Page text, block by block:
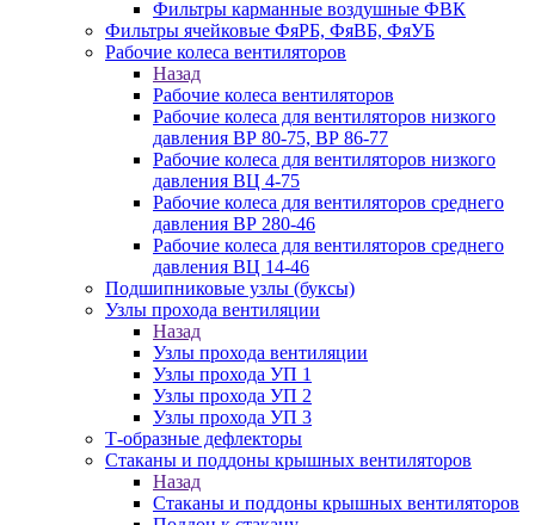
Фильтры карманные воздушные ФВК
Фильтры ячейковые ФяРБ, ФяВБ, ФяУБ
Рабочие колеса вентиляторов
Назад
Рабочие колеса вентиляторов
Рабочие колеса для вентиляторов низкого
давления ВР 80-75, ВР 86-77
Рабочие колеса для вентиляторов низкого
давления ВЦ 4-75
Рабочие колеса для вентиляторов среднего
давления ВР 280-46
Рабочие колеса для вентиляторов среднего
давления ВЦ 14-46
Подшипниковые узлы (буксы)
Узлы прохода вентиляции
Назад
Узлы прохода вентиляции
Узлы прохода УП 1
Узлы прохода УП 2
Узлы прохода УП 3
Т-образные дефлекторы
Стаканы и поддоны крышных вентиляторов
Назад
Стаканы и поддоны крышных вентиляторов